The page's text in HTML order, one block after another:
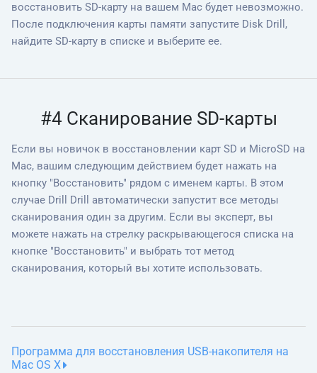
восстановить SD-карту на вашем Mac будет невозможно.
После подключения карты памяти запустите Disk Drill,
найдите SD-карту в списке и выберите ее.
#4 Сканирование SD-карты
Если вы новичок в восстановлении карт SD и MicroSD на
Mac, вашим следующим действием будет нажать на
кнопку "Восстановить" рядом с именем карты. В этом
случае Drill Drill автоматически запустит все методы
сканирования один за другим. Если вы эксперт, вы
можете нажать на стрелку раскрывающегося списка на
кнопке "Восстановить" и выбрать тот метод
сканирования, который вы хотите использовать.
Программа для восстановления USB-накопителя на
Mac OS X